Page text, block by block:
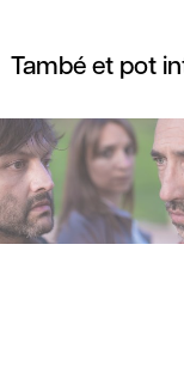
També et pot